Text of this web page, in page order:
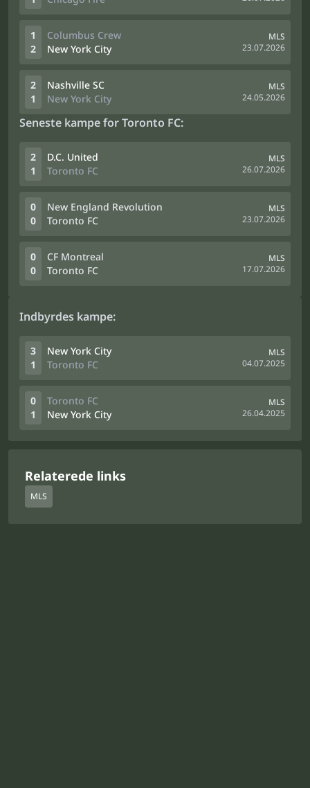
1
2
Columbus Crew
New York City
MLS
23.07.2026
2
1
Nashville SC
New York City
MLS
24.05.2026
Seneste kampe for Toronto FC:
2
1
D.C. United
Toronto FC
MLS
26.07.2026
0
0
New England Revolution
Toronto FC
MLS
23.07.2026
0
0
CF Montreal
Toronto FC
MLS
17.07.2026
Indbyrdes kampe:
3
1
New York City
Toronto FC
MLS
04.07.2025
0
1
Toronto FC
New York City
MLS
26.04.2025
Relaterede links
MLS